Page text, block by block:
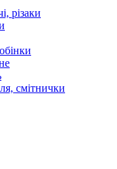
різаки
смітнички